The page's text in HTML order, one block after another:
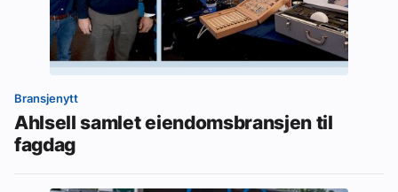
Bransjenytt
Ahlsell samlet eiendomsbransjen til
fagdag